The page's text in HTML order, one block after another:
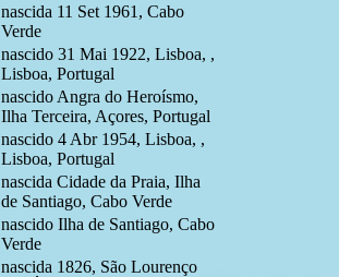
nascida 11 Set 1961, Cabo
Verde
nascido 31 Mai 1922, Lisboa, ,
Lisboa, Portugal
nascido Angra do Heroísmo,
Ilha Terceira, Açores, Portugal
nascido 4 Abr 1954, Lisboa, ,
Lisboa, Portugal
nascida Cidade da Praia, Ilha
de Santiago, Cabo Verde
nascido Ilha de Santiago, Cabo
Verde
nascida 1826, São Lourenço